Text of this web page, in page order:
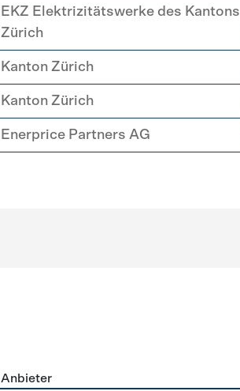
EKZ Elektrizitätswerke des Kantons
Zürich
Kanton Zürich
Kanton Zürich
Enerprice Partners AG
Anbieter